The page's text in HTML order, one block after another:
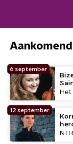
6 september
12 september